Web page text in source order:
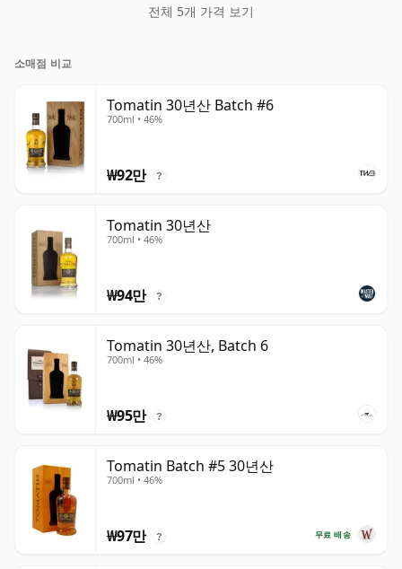
전체 5개 가격 보기
소매점 비교
Tomatin 30년산 Batch #6
700ml • 46%
₩92만 ?
Tomatin 30년산
700ml • 46%
₩94만 ?
Tomatin 30년산, Batch 6
700ml • 46%
₩95만 ?
Tomatin Batch #5 30년산
700ml • 46%
무료 배송
₩97만 ?